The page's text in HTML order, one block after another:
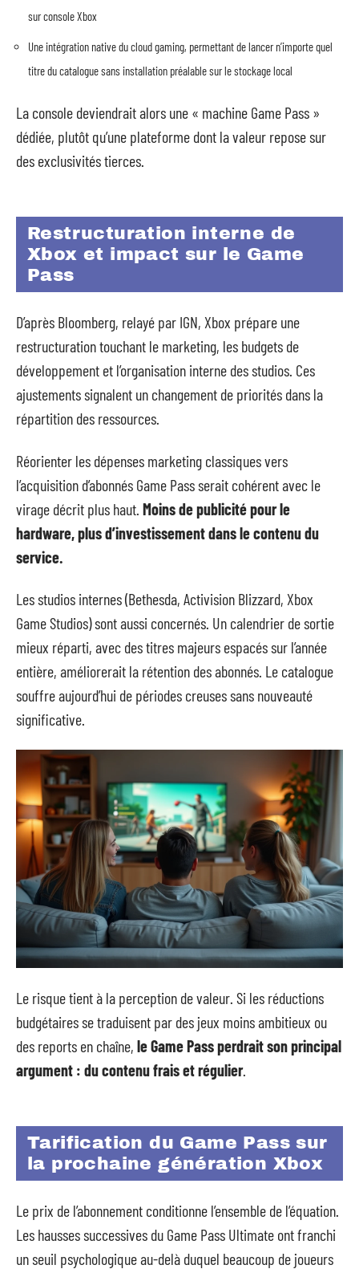
sur console Xbox
Une intégration native du cloud gaming, permettant de lancer n’importe quel
titre du catalogue sans installation préalable sur le stockage local
La console deviendrait alors une « machine Game Pass »
dédiée, plutôt qu’une plateforme dont la valeur repose sur
des exclusivités tierces.
Restructuration interne de
Xbox et impact sur le Game
Pass
D’après Bloomberg, relayé par IGN, Xbox prépare une
restructuration touchant le marketing, les budgets de
développement et l’organisation interne des studios. Ces
ajustements signalent un changement de priorités dans la
répartition des ressources.
Réorienter les dépenses marketing classiques vers
l’acquisition d’abonnés Game Pass serait cohérent avec le
virage décrit plus haut. Moins de publicité pour le
hardware, plus d’investissement dans le contenu du
service.
Les studios internes (Bethesda, Activision Blizzard, Xbox
Game Studios) sont aussi concernés. Un calendrier de sortie
mieux réparti, avec des titres majeurs espacés sur l’année
entière, améliorerait la rétention des abonnés. Le catalogue
souffre aujourd’hui de périodes creuses sans nouveauté
significative.
Le risque tient à la perception de valeur. Si les réductions
budgétaires se traduisent par des jeux moins ambitieux ou
des reports en chaîne, le Game Pass perdrait son principal
argument : du contenu frais et régulier.
Tarification du Game Pass sur
la prochaine génération Xbox
Le prix de l’abonnement conditionne l’ensemble de l’équation.
Les hausses successives du Game Pass Ultimate ont franchi
un seuil psychologique au-delà duquel beaucoup de joueurs